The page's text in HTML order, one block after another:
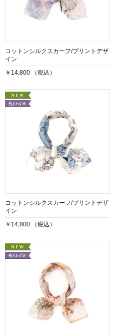
コットンシルクスカーフ/プリントデザ
イン
￥14,800 （税込）
コットンシルクスカーフ/プリントデザ
イン
￥14,800 （税込）